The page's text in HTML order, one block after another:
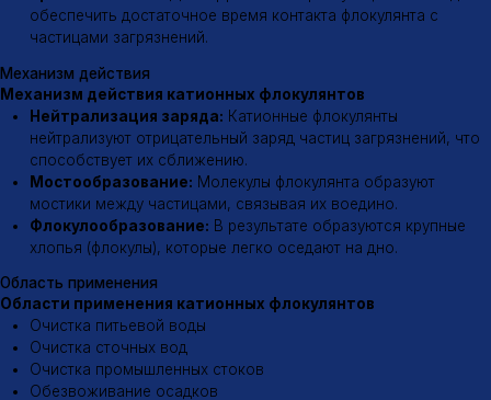
Меню Продукция
Заказать флокулянты
Каталог
Доставка
Контакты
Анионные флокулянты
Неионогенные флокулянты
Флокулянты Магнафлок
Флокулянты Суперфлок
Флокулянты Флопам
Флокулянты Зетаг
Флокулянты Праестол
Гипохлорит натрия
© 2026 ООО «МИК» Политика конфиденциальности
Разработка сайта